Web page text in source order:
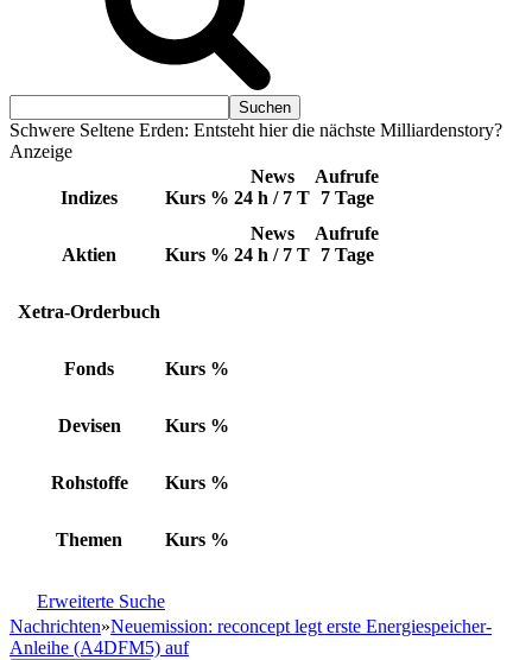
Schwere Seltene Erden: Entsteht hier die nächste Milliardenstory?
Anzeige
Indizes Kurs %
News
24 h / 7 T
Aufrufe
7 Tage
Aktien Kurs %
News
24 h / 7 T
Aufrufe
7 Tage
Xetra-Orderbuch
Fonds Kurs %
Devisen Kurs %
Rohstoffe Kurs %
Themen Kurs %
Erweiterte Suche
Nachrichten»Neuemission: reconcept legt erste Energiespeicher-
Anleihe (A4DFM5) auf